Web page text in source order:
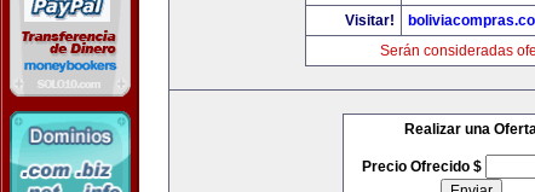
Visitar!
Serán consideradas
Realizar una
Precio Ofrecido $